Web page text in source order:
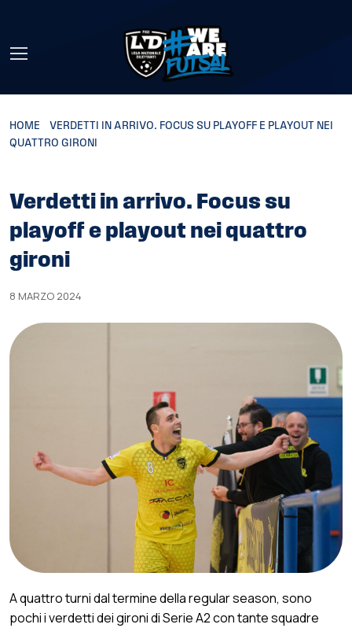
HOME
VERDETTI IN ARRIVO. FOCUS SU PLAYOFF E PLAYOUT NEI
QUATTRO GIRONI
Verdetti in arrivo. Focus su
playoff e playout nei quattro
gironi
8 MARZO 2024
A quattro turni dal termine della regular season, sono
pochi i verdetti dei gironi di Serie A2 con tante squadre